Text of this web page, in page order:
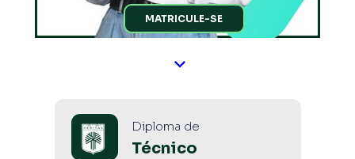
MATRICULE-SE
Diploma de
Técnico